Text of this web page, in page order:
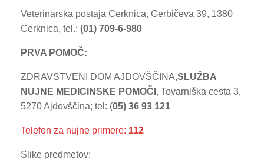
Veterinarska postaja Cerknica, Gerbičeva 39, 1380
Cerknica, tel.: (01) 709-6-980
PRVA POMOČ:
ZDRAVSTVENI DOM AJDOVŠČINA,SLUŽBA
NUJNE MEDICINSKE POMOČI , Tovarniška cesta 3,
5270 Ajdovščina; tel: (05) 36 93 121
Telefon za nujne primere: 112
Slike predmetov: